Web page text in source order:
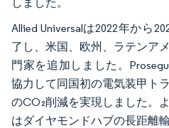
Allied Universalは2022年から
了し、米国、欧州、ラテンア
門家を追加しました。
協力して同国初の電気装甲ト
のCO₂削減を実現しました。
はダイヤモンドハブの長距離